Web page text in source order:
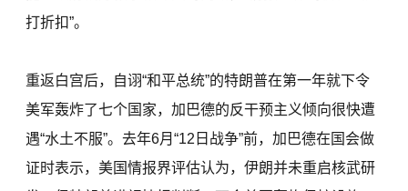
打折扣”。
重返白宫后，自诩“和平总统”的特朗普在第一年就下令
美军轰炸了七个国家，加巴德的反干预主义倾向很快遭
遇“水土不服”。去年6月“12日战争”前，加巴德在国会做
证时表示，美国情报界评估认为，伊朗并未重启核武研